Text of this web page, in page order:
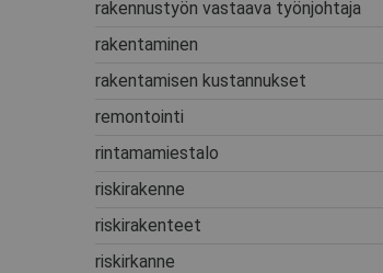
rakennustyön vastaava työnjohtaja
rakentaminen
rakentamisen kustannukset
remontointi
rintamamiestalo
riskirakenne
riskirakenteet
riskirkanne